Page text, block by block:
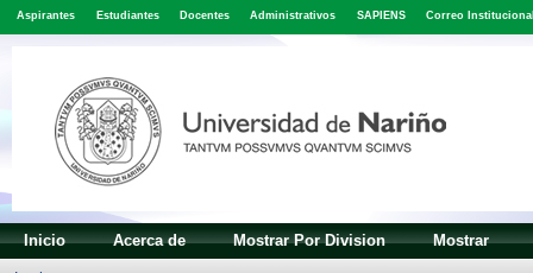
Aspirantes Estudiantes Docentes Administrativos SAPIENS Correo
Inicio Acerca de Mostrar Por Division Mostrar